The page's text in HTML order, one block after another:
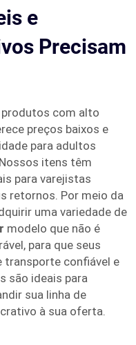
e
Precisam
com alto
preços baixos e
para adultos
itens têm
para varejistas
retornos. Por meio da
uma variedade de
modelo que não é
para que seus
transporte confiável e
são ideais para
sua linha de
à sua oferta.